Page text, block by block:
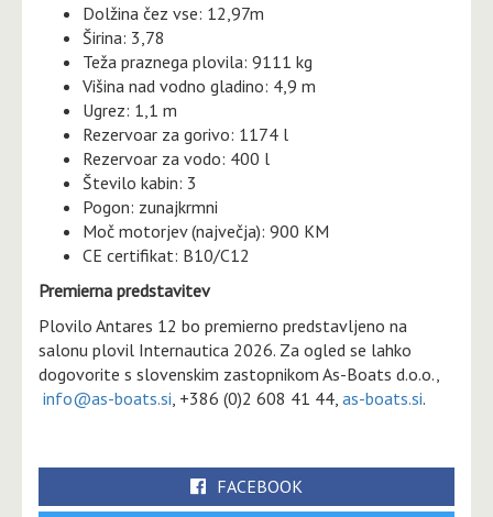
Dolžina čez vse: 12,97m
Širina: 3,78
Teža praznega plovila: 9111 kg
Višina nad vodno gladino: 4,9 m
Ugrez: 1,1 m
Rezervoar za gorivo: 1174 l
Rezervoar za vodo: 400 l
Število kabin: 3
Pogon: zunajkrmni
Moč motorjev (največja): 900 KM
CE certifikat: B10/C12
Premierna predstavitev
Plovilo Antares 12 bo premierno predstavljeno na
salonu plovil Internautica 2026. Za ogled se lahko
dogovorite s slovenskim zastopnikom As-Boats d.o.o.,
info@as-boats.si , +386 (0)2 608 41 44, as-boats.si.
FACEBOOK